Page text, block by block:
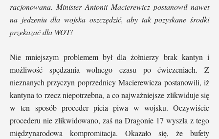
racjonowana. Minister Antonii Macierewicz postanowił nawet
na jedzeniu dla wojska oszczędzić, aby tak pozyskane środki
przekazać dla WOT!
Nie mniejszym problemem był dla żołnierzy brak kantyn i
możliwość spędzania wolnego czasu po ćwiczeniach. Z
nieznanych przyczyn poprzednicy Macierewicza postanowili, iż
kantyna to rzecz niepotrzebna, a co najważniejsze zlikwiduje się
w ten sposób proceder picia piwa w wojsku. Oczywiście
procederu nie zlikwidowano, zaś na Dragonie 17 wyszła z tego
międzynarodowa kompromitacja. Okazało się, że bufety